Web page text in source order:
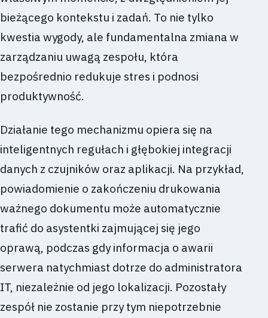
bieżącego kontekstu i zadań. To nie tylko
kwestia wygody, ale fundamentalna zmiana w
zarządzaniu uwagą zespołu, która
bezpośrednio redukuje stres i podnosi
produktywność.
Działanie tego mechanizmu opiera się na
inteligentnych regułach i głębokiej integracji
danych z czujników oraz aplikacji. Na przykład,
powiadomienie o zakończeniu drukowania
ważnego dokumentu może automatycznie
trafić do asystentki zajmującej się jego
oprawą, podczas gdy informacja o awarii
serwera natychmiast dotrze do administratora
IT, niezależnie od jego lokalizacji. Pozostały
zespół nie zostanie przy tym niepotrzebnie